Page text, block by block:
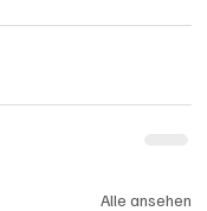
Alle ansehen